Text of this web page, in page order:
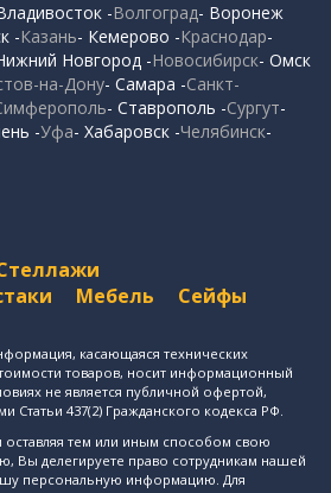
-Волгоград- Воронеж
-Казань- Кемерово -Краснодар-
Новгород -Новосибирск- Омск
на-Дону- Самара -Санкт-
- Ставрополь -Сургут-
-Уфа- Хабаровск -Челябинск-
Мебель Сейфы
касающаяся технических
товаров, носит информационный
не является публичной офертой,
Статьи 437(2) Гражданского кодекса РФ.
оставляя тем или иным способом свою
Вы делегируете право сотрудникам нашей
персональную информацию. Для